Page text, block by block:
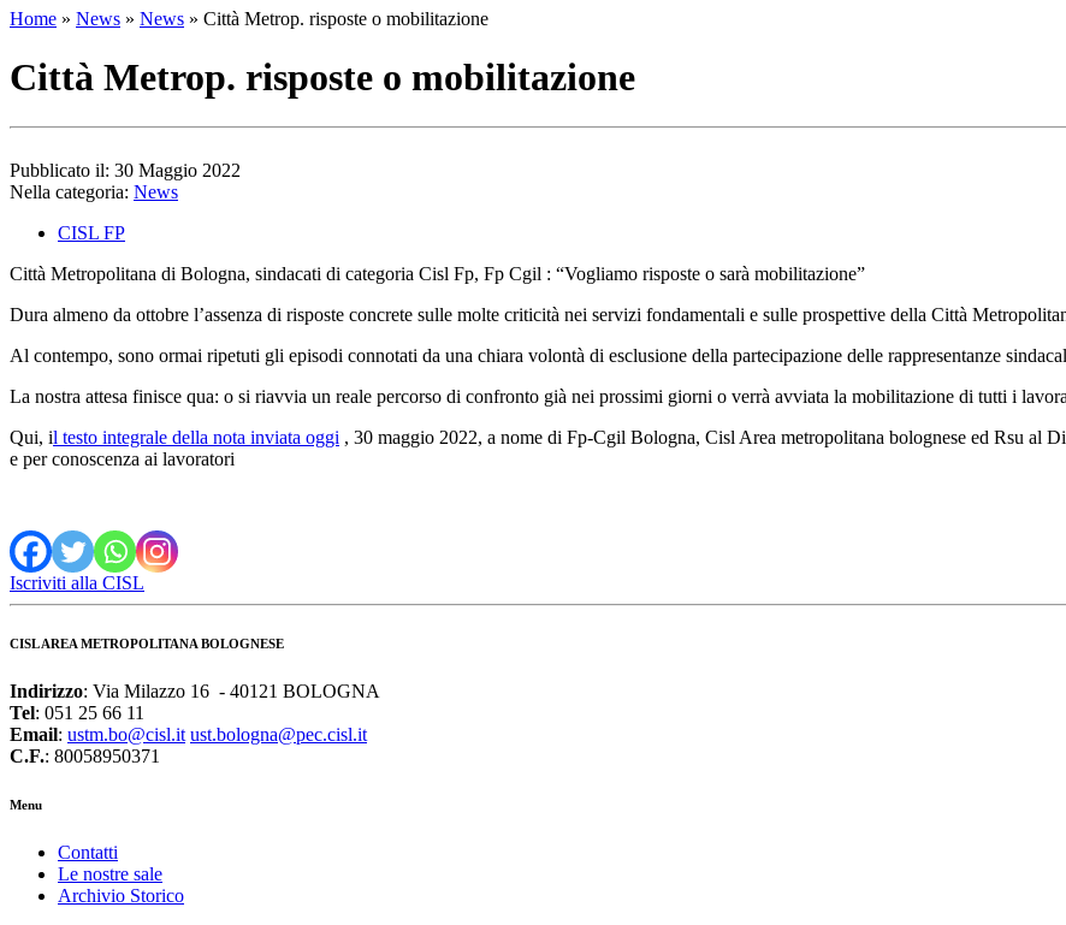
Home » News » News » Città Metrop. risposte o mobilitazione
Città Metrop. risposte o mobilitazione
Pubblicato il: 30 Maggio 2022
Nella categoria: News
CISL FP
Città Metropolitana di Bologna, sindacati di categoria Cisl Fp, Fp Cgil : “Vogliamo risposte o sarà mobilitazione”
Dura almeno da ottobre l’assenza di risposte concrete sulle molte criticità nei servizi fondamentali e sulle prospettive della Città
Al contempo, sono ormai ripetuti gli episodi connotati da una chiara volontà di esclusione della partecipazione delle rappresentanze
La nostra attesa finisce qua: o si riavvia un reale percorso di confronto già nei prossimi giorni o verrà avviata la mobilitazione di tutti i
Qui, il testo integrale della nota inviata oggi , 30 maggio 2022, a nome di Fp-Cgil Bologna, Cisl Area metropolitana bolognese ed Rsu al
e per conoscenza ai lavoratori
Iscriviti alla CISL
CISL AREA METROPOLITANA BOLOGNESE
Indirizzo: Via Milazzo 16 - 40121 BOLOGNA
Tel: 051 25 66 11
Email: ustm.bo@cisl.it ust.bologna@pec.cisl.it
C.F.: 80058950371
Menu
Contatti
Le nostre sale
Archivio Storico